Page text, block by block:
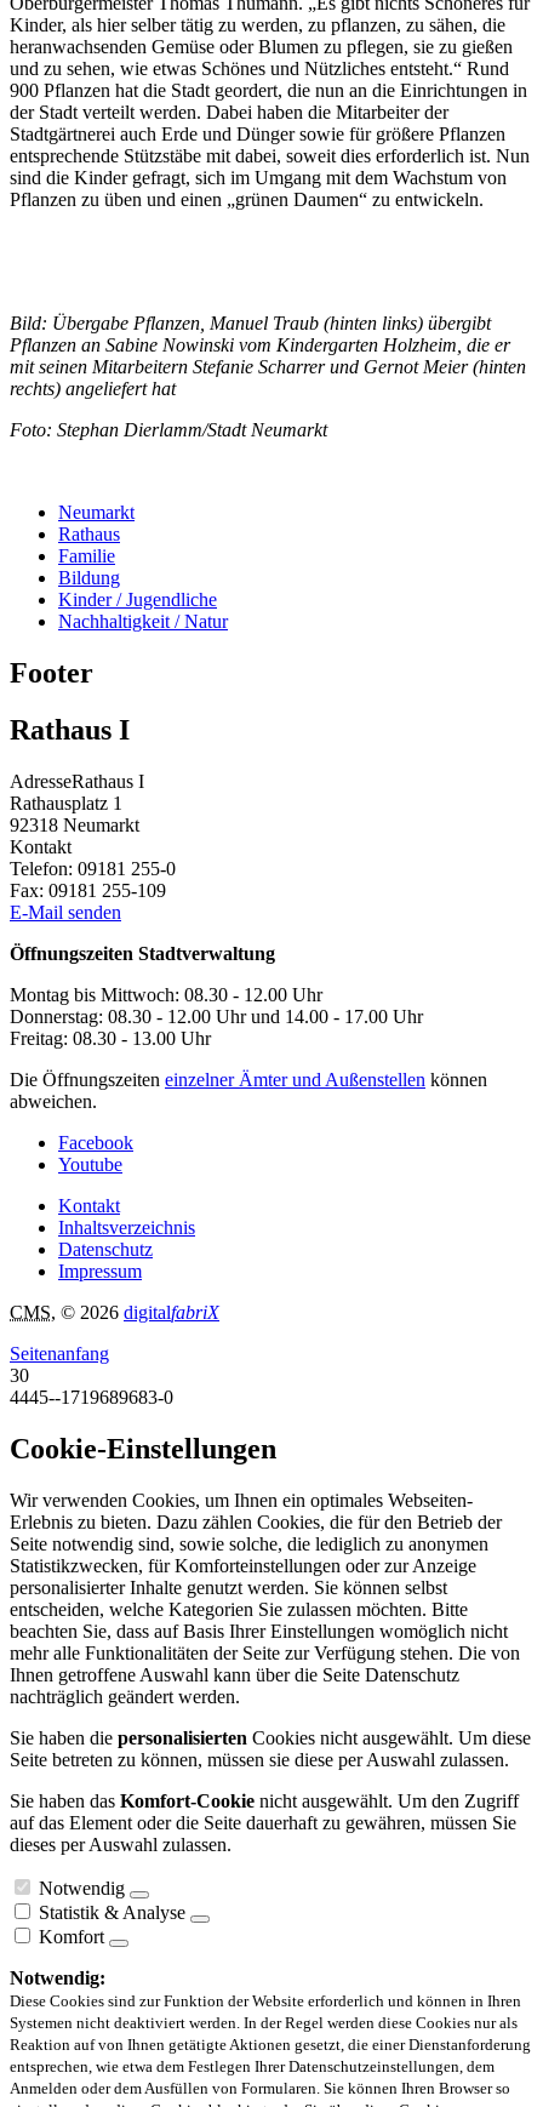
Kinder, als hier selber tätig zu werden, zu pflanzen, zu sähen, die
heranwachsenden Gemüse oder Blumen zu pflegen, sie zu gießen
und zu sehen, wie etwas Schönes und Nützliches entsteht.“ Rund
900 Pflanzen hat die Stadt geordert, die nun an die Einrichtungen in
der Stadt verteilt werden. Dabei haben die Mitarbeiter der
Stadtgärtnerei auch Erde und Dünger sowie für größere Pflanzen
entsprechende Stützstäbe mit dabei, soweit dies erforderlich ist. Nun
sind die Kinder gefragt, sich im Umgang mit dem Wachstum von
Pflanzen zu üben und einen „grünen Daumen“ zu entwickeln.
Bild: Übergabe Pflanzen, Manuel Traub (hinten links) übergibt
Pflanzen an Sabine Nowinski vom Kindergarten Holzheim, die er
mit seinen Mitarbeitern Stefanie Scharrer und Gernot Meier (hinten
rechts) angeliefert hat
Foto: Stephan Dierlamm/Stadt Neumarkt
Neumarkt
Rathaus
Familie
Bildung
Kinder / Jugendliche
Nachhaltigkeit / Natur
Footer
Rathaus I
AdresseRathaus I
Rathausplatz 1
92318 Neumarkt
Kontakt
Telefon: 09181 255-0
Fax: 09181 255-109
E-Mail senden
Öffnungszeiten Stadtverwaltung
Montag bis Mittwoch: 08.30 - 12.00 Uhr
Donnerstag: 08.30 - 12.00 Uhr und 14.00 - 17.00 Uhr
Freitag: 08.30 - 13.00 Uhr
Die Öffnungszeiten einzelner Ämter und Außenstellen können
abweichen.
Facebook
Youtube
Kontakt
Inhaltsverzeichnis
Datenschutz
Impressum
CMS, © 2026 digitalfabriX
Seitenanfang
30
4445--1719689683-0
Cookie-Einstellungen
Wir verwenden Cookies, um Ihnen ein optimales Webseiten-
Erlebnis zu bieten. Dazu zählen Cookies, die für den Betrieb der
Seite notwendig sind, sowie solche, die lediglich zu anonymen
Statistikzwecken, für Komforteinstellungen oder zur Anzeige
personalisierter Inhalte genutzt werden. Sie können selbst
entscheiden, welche Kategorien Sie zulassen möchten. Bitte
beachten Sie, dass auf Basis Ihrer Einstellungen womöglich nicht
mehr alle Funktionalitäten der Seite zur Verfügung stehen. Die von
Ihnen getroffene Auswahl kann über die Seite Datenschutz
nachträglich geändert werden.
Sie haben die personalisierten Cookies nicht ausgewählt. Um diese
Seite betreten zu können, müssen sie diese per Auswahl zulassen.
Sie haben das Komfort-Cookie nicht ausgewählt. Um den Zugriff
auf das Element oder die Seite dauerhaft zu gewähren, müssen Sie
dieses per Auswahl zulassen.
Notwendig
Statistik & Analyse
Komfort
Notwendig:
Diese Cookies sind zur Funktion der Website erforderlich und können in Ihren
Systemen nicht deaktiviert werden. In der Regel werden diese Cookies nur als
Reaktion auf von Ihnen getätigte Aktionen gesetzt, die einer Dienstanforderung
entsprechen, wie etwa dem Festlegen Ihrer Datenschutzeinstellungen, dem
Anmelden oder dem Ausfüllen von Formularen. Sie können Ihren Browser so